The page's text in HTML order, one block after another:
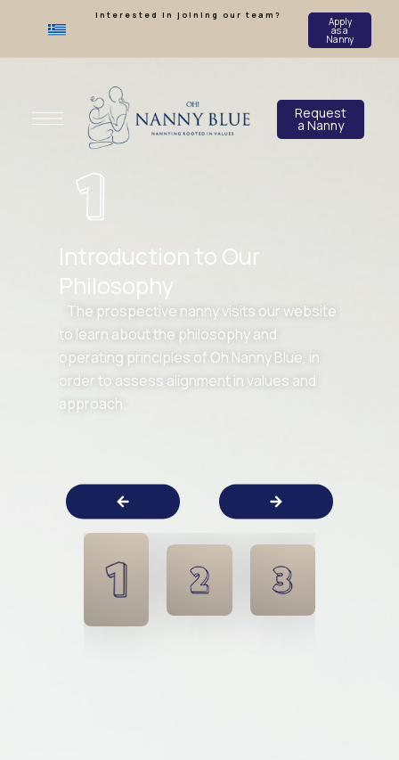
Interested in joining our team?
Apply
as a
Nanny
Request
a Nanny
Introduction to Our
Philosophy
The prospective nanny visits our website
to learn about the philosophy and
operating principles of Oh Nanny Blue, in
order to assess alignment in values and
approach.